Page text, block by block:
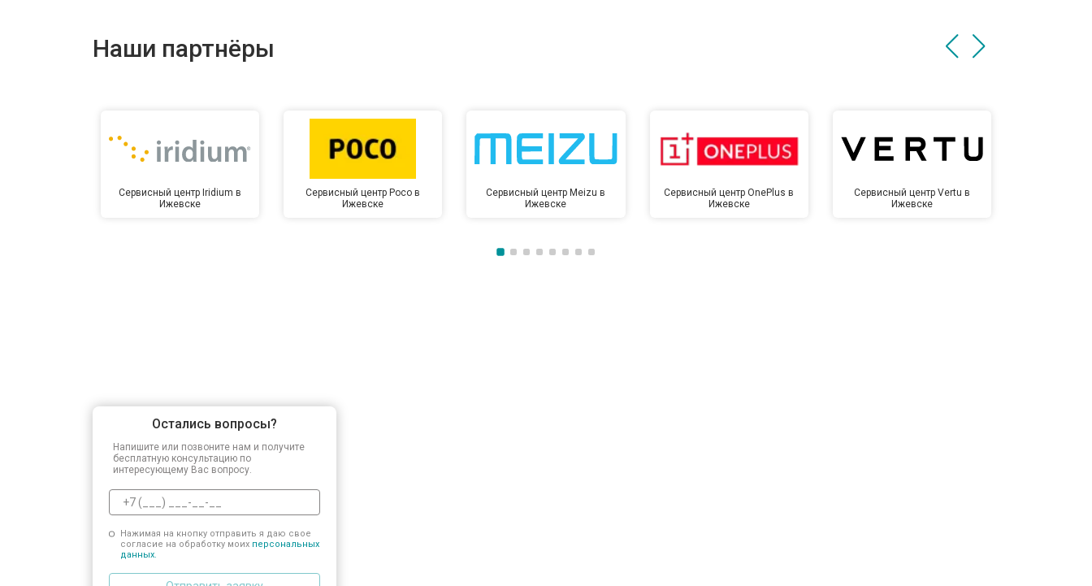
Наши партнёры
Сервисный центр Iridium в
Ижевске
Сервисный центр Poco в
Ижевске
Сервисный центр Meizu в
Ижевске
Сервисный центр OnePlus в
Ижевске
Сервисный центр Vertu в
Ижевске
Остались вопросы?
Напишите или позвоните нам и получите
бесплатную консультацию по
интересующему Вас вопросу.
Нажимая на кнопку отправить я даю свое
согласие на обработку моих персональных
данных.